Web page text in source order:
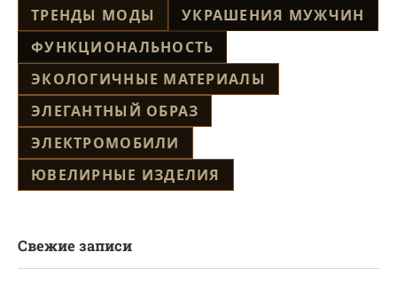
ТРЕНДЫ МОДЫ
УКРАШЕНИЯ МУЖЧИН
ФУНКЦИОНАЛЬНОСТЬ
ЭКОЛОГИЧНЫЕ МАТЕРИАЛЫ
ЭЛЕГАНТНЫЙ ОБРАЗ
ЭЛЕКТРОМОБИЛИ
ЮВЕЛИРНЫЕ ИЗДЕЛИЯ
Свежие записи